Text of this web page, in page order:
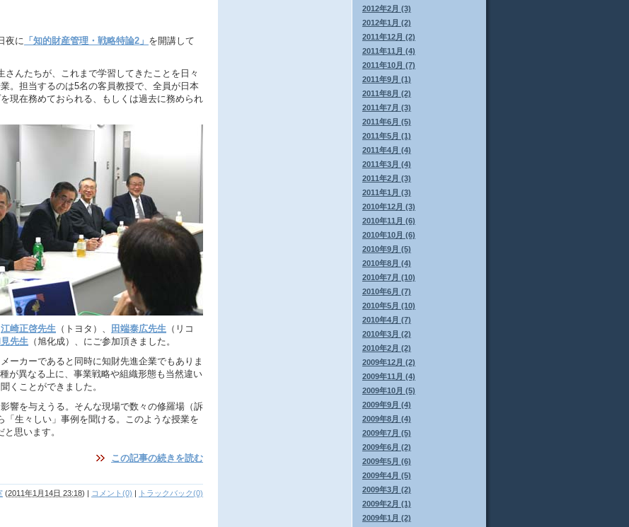
夜に 「知的財産管理・戦略特論2」 を開講して
さんたちが、これまで学習してきたことを日々
。担当するのは5名の客員教授で、全員が日本
現在務めておられる、もしくは過去に務められ
江崎正啓先生 （トヨタ）、 田端泰広先生 （リコ
先生 （旭化成）、にご参加頂きました。
ーカーであると同時に知財先進企業でもありま
が異なる上に、事業戦略や組織形態も当然違い
くことができました。
響を与えうる。そんな現場で数々の修羅場（訴
生々しい」事例を聞ける。このような授業を
思います。
この記事の続きを読む
(2011年1月14日 23:18) コメント(0) トラックバック(0)
2012年2月 (3)
2012年1月 (2)
2011年12月 (2)
2011年11月 (4)
2011年10月 (7)
2011年9月 (1)
2011年8月 (2)
2011年7月 (3)
2011年6月 (5)
2011年5月 (1)
2011年4月 (4)
2011年3月 (4)
2011年2月 (3)
2011年1月 (3)
2010年12月 (3)
2010年11月 (6)
2010年10月 (6)
2010年9月 (5)
2010年8月 (4)
2010年7月 (10)
2010年6月 (7)
2010年5月 (10)
2010年4月 (7)
2010年3月 (2)
2010年2月 (2)
2009年12月 (2)
2009年11月 (4)
2009年10月 (5)
2009年9月 (4)
2009年8月 (4)
2009年7月 (5)
2009年6月 (2)
2009年5月 (6)
2009年4月 (5)
2009年3月 (2)
2009年2月 (1)
2009年1月 (2)